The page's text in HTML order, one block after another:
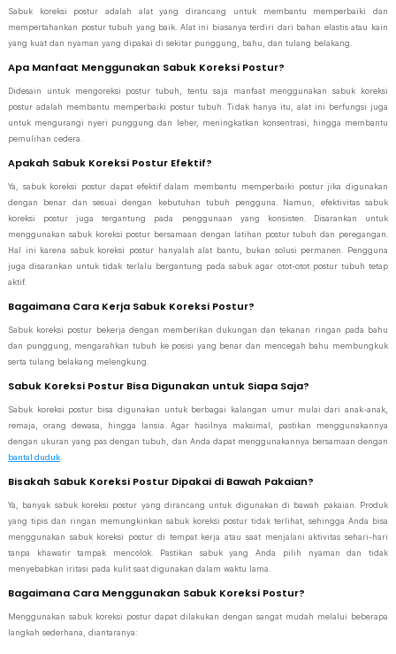
Sabuk koreksi postur adalah alat yang dirancang untuk membantu memperbaiki dan
mempertahankan postur tubuh yang baik. Alat ini biasanya terdiri dari bahan elastis atau kain
yang kuat dan nyaman yang dipakai di sekitar punggung, bahu, dan tulang belakang.
Apa Manfaat Menggunakan Sabuk Koreksi Postur?
Didesain untuk mengoreksi postur tubuh, tentu saja manfaat menggunakan sabuk koreksi
postur adalah membantu memperbaiki postur tubuh. Tidak hanya itu, alat ini berfungsi juga
untuk mengurangi nyeri punggung dan leher, meningkatkan konsentrasi, hingga membantu
pemulihan cedera.
Apakah Sabuk Koreksi Postur Efektif?
Ya, sabuk koreksi postur dapat efektif dalam membantu memperbaiki postur jika digunakan
dengan benar dan sesuai dengan kebutuhan tubuh pengguna. Namun, efektivitas sabuk
koreksi postur juga tergantung pada penggunaan yang konsisten. Disarankan untuk
menggunakan sabuk koreksi postur bersamaan dengan latihan postur tubuh dan peregangan.
Hal ini karena sabuk koreksi postur hanyalah alat bantu, bukan solusi permanen. Pengguna
juga disarankan untuk tidak terlalu bergantung pada sabuk agar otot-otot postur tubuh tetap
aktif.
Bagaimana Cara Kerja Sabuk Koreksi Postur?
Sabuk koreksi postur bekerja dengan memberikan dukungan dan tekanan ringan pada bahu
dan punggung, mengarahkan tubuh ke posisi yang benar dan mencegah bahu membungkuk
serta tulang belakang melengkung.
Sabuk Koreksi Postur Bisa Digunakan untuk Siapa Saja?
Sabuk koreksi postur bisa digunakan untuk berbagai kalangan umur mulai dari anak-anak,
remaja, orang dewasa, hingga lansia. Agar hasilnya maksimal, pastikan menggunakannya
dengan ukuran yang pas dengan tubuh, dan Anda dapat menggunakannya bersamaan dengan
bantal duduk
Bisakah Sabuk Koreksi Postur Dipakai di Bawah Pakaian?
Ya, banyak sabuk koreksi postur yang dirancang untuk digunakan di bawah pakaian. Produk
yang tipis dan ringan memungkinkan sabuk koreksi postur tidak terlihat, sehingga Anda bisa
menggunakan sabuk koreksi postur di tempat kerja atau saat menjalani aktivitas sehari-hari
tanpa khawatir tampak mencolok. Pastikan sabuk yang Anda pilih nyaman dan tidak
menyebabkan iritasi pada kulit saat digunakan dalam waktu lama.
Bagaimana Cara Menggunakan Sabuk Koreksi Postur?
Menggunakan sabuk koreksi postur dapat dilakukan dengan sangat mudah melalui beberapa
langkah sederhana, diantaranya: